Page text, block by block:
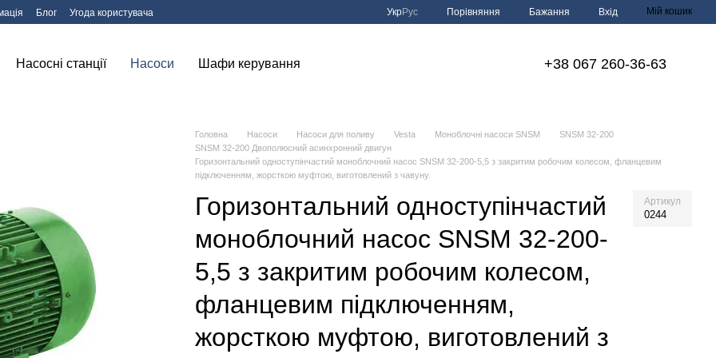
Блог Угода користувача УкрРус Порівняння Бажання Вхід Мій кошик
Насосні станції Насоси Шафи керування +38 067 260-36-63
Головна Насоси Насоси для поливу Vesta Моноблочні насоси SNSM
SNSM 32-200
SNSM 32-200 Двополюсний асинхронний двигун
Горизонтальний одноступінчастий моноблочний насос SNSM 32-200-5,5 з закритим робочим колесом, фланцевим
підключенням, жорсткою муфтою, виготовлений з чавуну.
Горизонтальний одноступінчастий
моноблочний насос SNSM 32-200-
5,5 з закритим робочим колесом,
фланцевим підключенням,
жорсткою муфтою, виготовлений з
Артикул
0244